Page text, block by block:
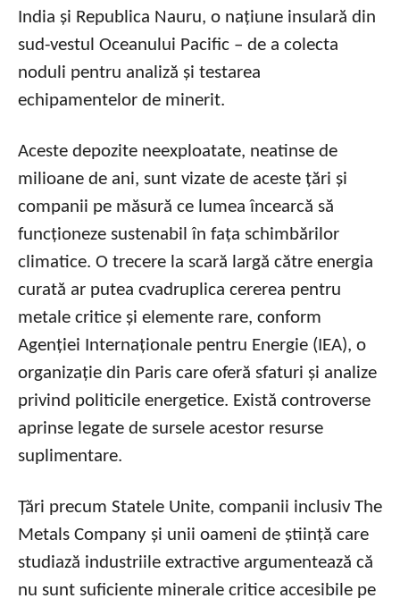
India și Republica Nauru, o națiune insulară din
sud-vestul Oceanului Pacific – de a colecta
noduli pentru analiză și testarea
echipamentelor de minerit.
Aceste depozite neexploatate, neatinse de
milioane de ani, sunt vizate de aceste țări și
companii pe măsură ce lumea încearcă să
funcționeze sustenabil în fața schimbărilor
climatice. O trecere la scară largă către energia
curată ar putea cvadruplica cererea pentru
metale critice și elemente rare, conform
Agenției Internaționale pentru Energie (IEA), o
organizație din Paris care oferă sfaturi și analize
privind politicile energetice. Există controverse
aprinse legate de sursele acestor resurse
suplimentare.
Țări precum Statele Unite, companii inclusiv The
Metals Company și unii oameni de știință care
studiază industriile extractive argumentează că
nu sunt suficiente minerale critice accesibile pe